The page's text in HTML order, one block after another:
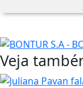
Veja